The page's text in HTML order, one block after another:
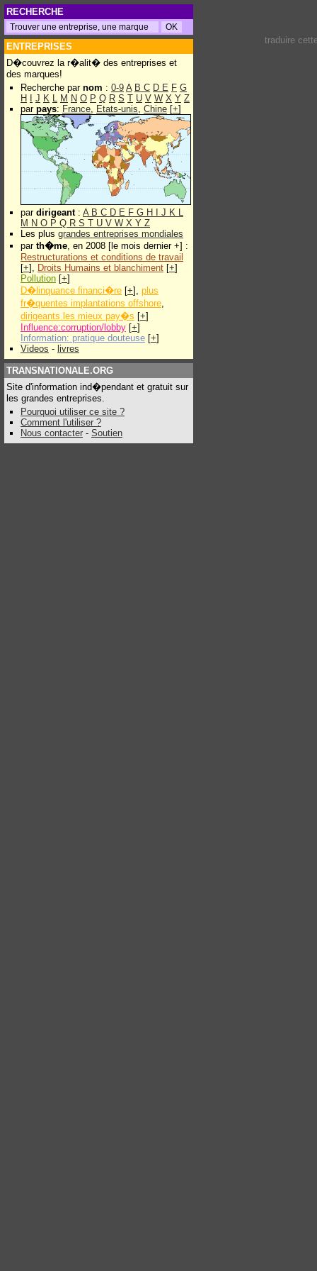
RECHERCHE
ENTREPRISES
D�couvrez la r�alit� des entreprises et
des marques!
Recherche par nom : 0-9 A B C D E F G
H
J K L M N O P Q R S T U V W X Y Z
par pays: France, Etats-unis, Chine [+]
par dirigeant: A B C D E F G H J K L
M N O P Q R S T U V W X Y Z
Les plus grandes entreprises mondiales
par th�me, en 2008 [le mois dernier +] :
Restructurations et conditions de travail
[+], Droits Humains et blanchiment [+]
Pollution [+]
D�linquance financi�re [+], plus
fr�quentes implantations offshore,
dirigeants les mieux pay�s [+]
Influence:corruption/lobby [+]
Information: pratique douteuse [+]
Videos - livres
TRANSNATIONALE.ORG
Site d'information ind�pendant et gratuit sur
les grandes entreprises.
Pourquoi utiliser ce site ?
Comment l'utiliser ?
Nous contacter - Soutien
traduire